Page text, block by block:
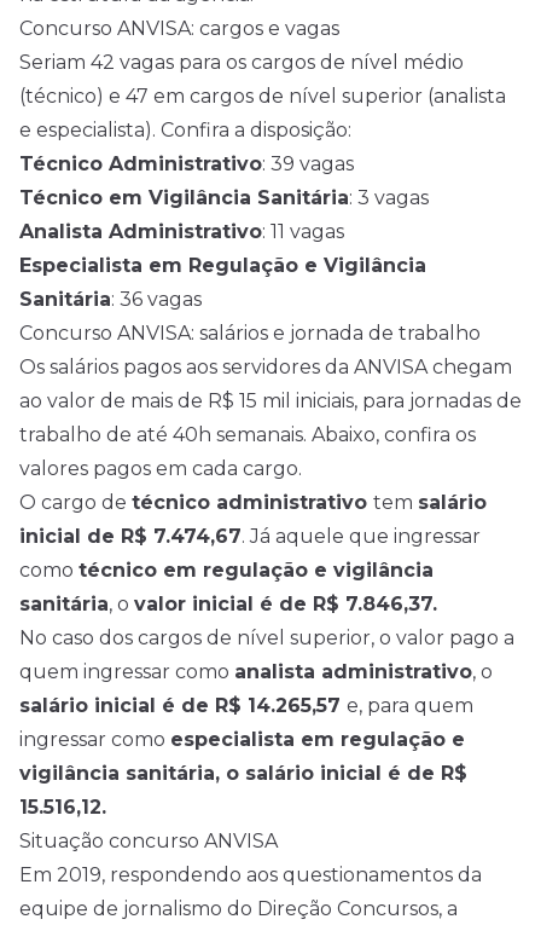
Concurso ANVISA: cargos e vagas
Seriam 42 vagas para os cargos de nível médio
(técnico) e 47 em cargos de nível superior (analista
e especialista). Confira a disposição:
Técnico Administrativo: 39 vagas
Técnico em Vigilância Sanitária: 3 vagas
Analista Administrativo: 11 vagas
Especialista em Regulação e Vigilância
Sanitária: 36 vagas
Concurso ANVISA: salários e jornada de trabalho
Os salários pagos aos servidores da ANVISA chegam
ao valor de mais de R$ 15 mil iniciais, para jornadas de
trabalho de até 40h semanais. Abaixo, confira os
valores pagos em cada cargo.
O cargo de técnico administrativo tem salário
inicial de R$ 7.474,67. Já aquele que ingressar
como técnico em regulação e vigilância
sanitária, o valor inicial é de R$ 7.846,37.
No caso dos cargos de nível superior, o valor pago a
quem ingressar como analista administrativo, o
salário inicial é de R$ 14.265,57 e, para quem
ingressar como especialista em regulação e
vigilância sanitária, o salário inicial é de R$
15.516,12.
Situação concurso ANVISA
Em 2019, respondendo aos questionamentos da
equipe de jornalismo do Direção Concursos, a